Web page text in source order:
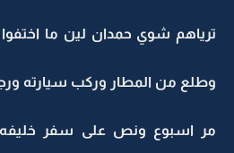
ترياهم شوي حمدان لين ما
وطلع من المطار وركب سيارته
مر اسبوع ونص على سفر خليفه